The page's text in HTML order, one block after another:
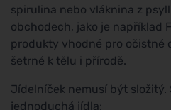
spirulina nebo vláknina z
obchodech, jako je například
produkty vhodné pro očistné
šetrné k tělu i přírodě.
Jídelníček nemusí být
jednoduchá jídla: